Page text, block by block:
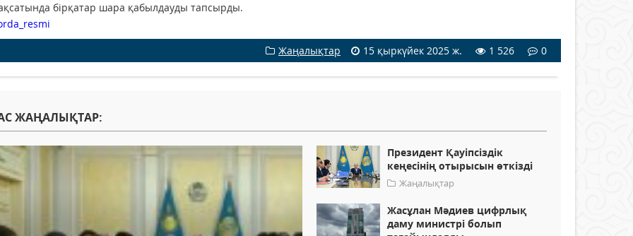
бірқатар шара қабылдауды тапсырды.
Жаңалықтар
15 қыркүйек 2025 ж. 1 526 0
ЖАҢАЛЫҚТАР:
Президент Қауіпсіздік
кеңесінің отырысын өткізді
Жаңалықтар
Жасұлан Мәдиев цифрлық
даму министрі болып